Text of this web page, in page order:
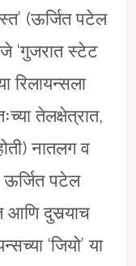
(ऊर्जित पटेल
‘गुजरात स्टेट
रिलायन्सला
तेलक्षेत्रात,
नातलग व
ऊर्जित पटेल
आणि दुसर्‍याच
‘जियो’ या